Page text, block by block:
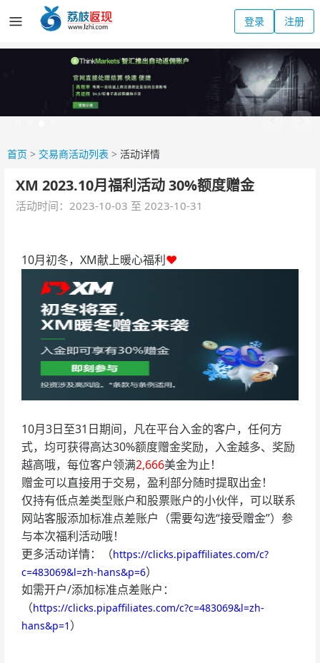
登录 注册
首页 > 交易商活动列表 > 活动详情
XM 2023.10月福利活动 30%额度赠金
活动时间：2023-10-03 至 2023-10-31
10月初冬，XM献上暖心福利❤
10月3日至31日期间，凡在平台入金的客户，任何方
式，均可获得高达30%额度赠金奖励，入金越多、奖励
越高哦，每位客户领满2,666美金为止！
赠金可以直接用于交易，盈利部分随时提取出金！
仅持有低点差类型账户和股票账户的小伙伴，可以联系
网站客服添加标准点差账户（需要勾选“接受赠金”）参
与本次福利活动哦！
更多活动详情：（https://clicks.pipaffiliates.com/c?
c=483069&l=zh-hans&p=6）
如需开户/添加标准点差账户：
（https://clicks.pipaffiliates.com/c?c=483069&l=zh-
hans&p=1 ）